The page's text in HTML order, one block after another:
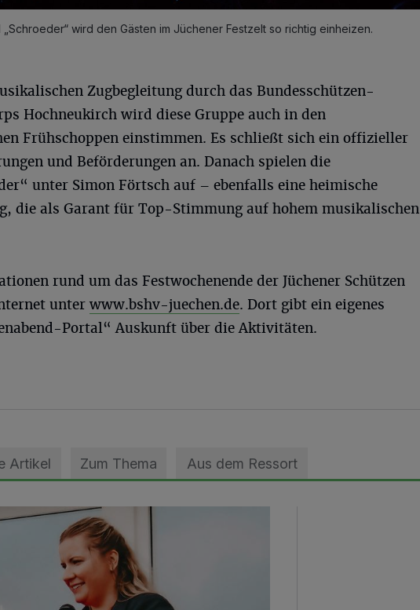
wird den Gästen im Jüchener Festzelt so richtig einheizen.
Zugbegleitung durch das Bundesschützen-
Hochneukirch wird diese Gruppe auch in den
Frühschoppen einstimmen. Es schließt sich ein offizieller
und Beförderungen an. Danach spielen die
unter Simon Förtsch auf – ebenfalls eine heimische
die als Garant für Top-Stimmung auf hohem musikalischen
rund um das Festwochenende der Jüchener Schützen
unter www.bshv-juechen.de. Dort gibt ein eigenes
Portal“ Auskunft über die Aktivitäten.
Artikel Zum Thema Aus dem Ressort
des neuen Domizils